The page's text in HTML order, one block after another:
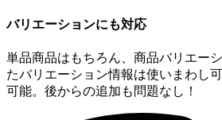
バリエーションにも対応
単品商品はもちろん、商品バリエー
たバリエーション情報は使いまわし
可能。後からの追加も問題なし！